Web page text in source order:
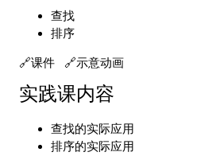
查找
排序
课件 示意动画
实践课内容
查找的实际应用
排序的实际应用